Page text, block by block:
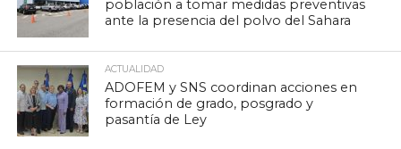
población a tomar medidas preventivas
ante la presencia del polvo del Sahara
ACTUALIDAD
ADOFEM y SNS coordinan acciones en
formación de grado, posgrado y
pasantía de Ley